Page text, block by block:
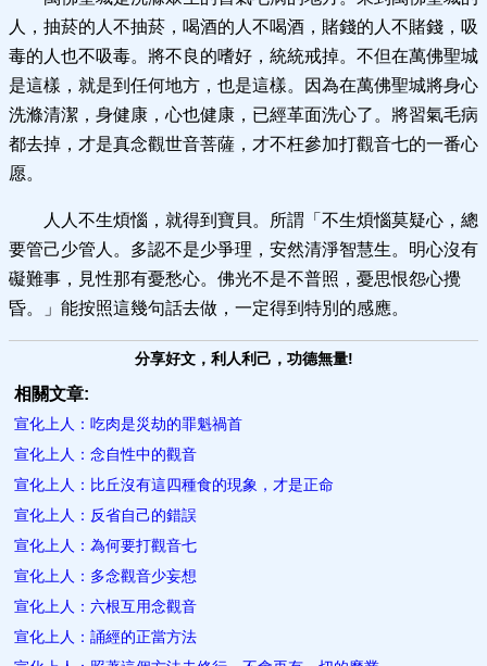
人，抽菸的人不抽菸，喝酒的人不喝酒，賭錢的人不賭錢，吸
毒的人也不吸毒。將不良的嗜好，統統戒掉。不但在萬佛聖城
是這樣，就是到任何地方，也是這樣。因為在萬佛聖城將身心
洗滌清潔，身健康，心也健康，已經革面洗心了。將習氣毛病
都去掉，才是真念觀世音菩薩，才不枉參加打觀音七的一番心
愿。
人人不生煩惱，就得到寶貝。所謂「不生煩惱莫疑心，總
要管己少管人。多認不是少爭理，安然清淨智慧生。明心沒有
礙難事，見性那有憂愁心。佛光不是不普照，憂思恨怨心攪
昏。」能按照這幾句話去做，一定得到特別的感應。
分享好文，利人利己，功德無量!
相關文章:
宣化上人：吃肉是災劫的罪魁禍首
宣化上人：念自性中的觀音
宣化上人：比丘沒有這四種食的現象，才是正命
宣化上人：反省自己的錯誤
宣化上人：為何要打觀音七
宣化上人：多念觀音少妄想
宣化上人：六根互用念觀音
宣化上人：誦經的正當方法